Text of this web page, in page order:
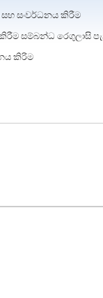
සංවර්ධනය කිරීම
සම්බන්ධ රෙගුලාසි
කිරිම